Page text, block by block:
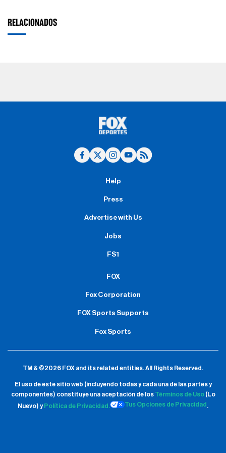
RELACIONADOS
Help
Press
Advertise with Us
Jobs
FS1
FOX
Fox Corporation
FOX Sports Supports
Fox Sports
TM & ©2026 FOX and its related entities.All Rights Reserved.
El uso de este sitio web (incluyendo todas y cada una de las partes y
componentes) constituye una aceptación de los Términos de Uso(Lo
Nuevo) y Política de Privacidad. Tus Opciones de Privacidad .